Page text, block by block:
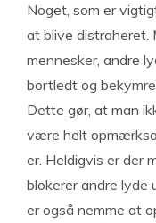
Noget, som er
at blive distraheret.
mennesker, andre
bortledt og
Dette gør, at man
være helt
er. Heldigvis er der
blokerer andre lyde
er også nemme at